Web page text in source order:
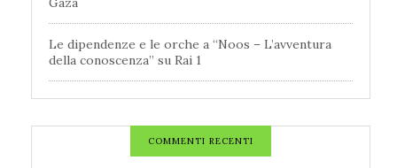
Le dipendenze e le orche a “Noos – L’avventura
della conoscenza” su Rai 1
COMMENTI RECENTI